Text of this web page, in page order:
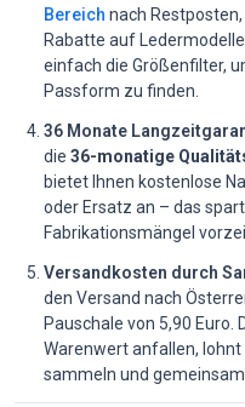
Bereich nach
Rabatte auf
einfach die Größenfilter,
Passform zu finden.
36 Monate
die 36-monatige
bietet Ihnen kostenlose
oder Ersatz an – das
Fabrikationsmängel
Versandkosten durch
den Versand nach
Pauschale von 5,90 Euro.
Warenwert anfallen,
sammeln und